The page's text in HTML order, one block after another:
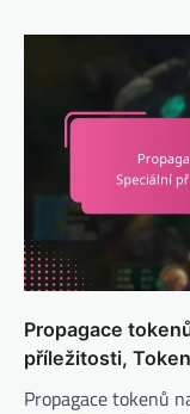
Propagace
příležitosti,
Propagace tokenů